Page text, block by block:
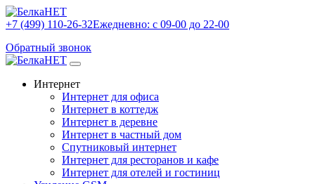
+7 (499) 110-26-32Ежедневно: с 09-00 до 22-00
Обратный звонок
Интернет
Интернет для офиса
Интернет в коттедж
Интернет в деревне
Интернет в частный дом
Спутниковый интернет
Интернет для ресторанов и кафе
Интернет для отелей и гостиниц